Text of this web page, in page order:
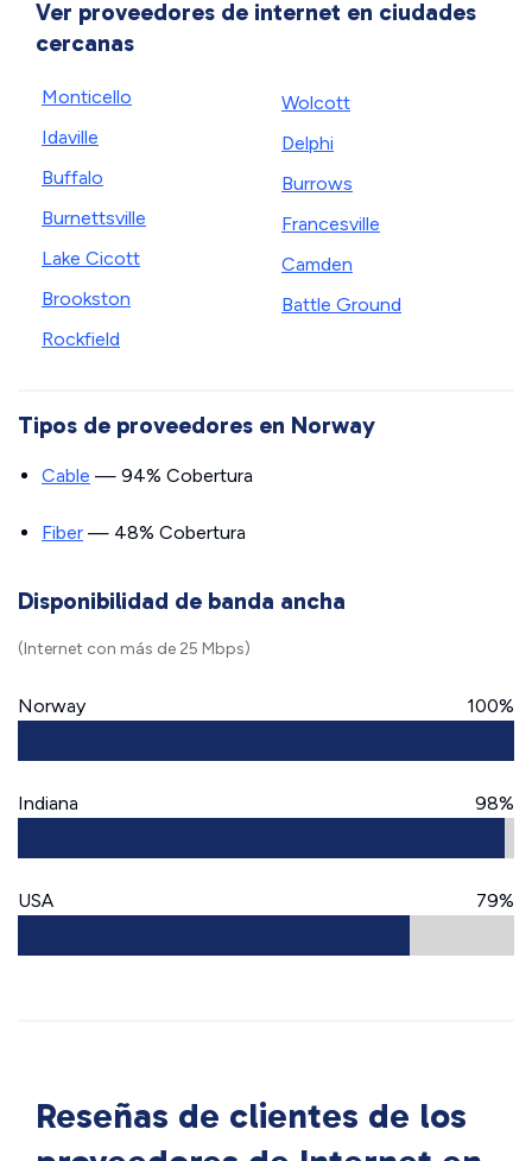
Ver proveedores de internet en ciudades
cercanas
Monticello
Idaville
Buffalo
Burnettsville
Lake Cicott
Brookston
Rockfield
Wolcott
Delphi
Burrows
Francesville
Camden
Battle Ground
Tipos de proveedores en Norway
Cable — 94% Cobertura
Fiber — 48% Cobertura
Disponibilidad de banda ancha
(Internet con más de 25 Mbps)
Norway 100%
Indiana 98%
USA 79%
Reseñas de clientes de los